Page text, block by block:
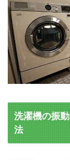
洗濯機の振
法